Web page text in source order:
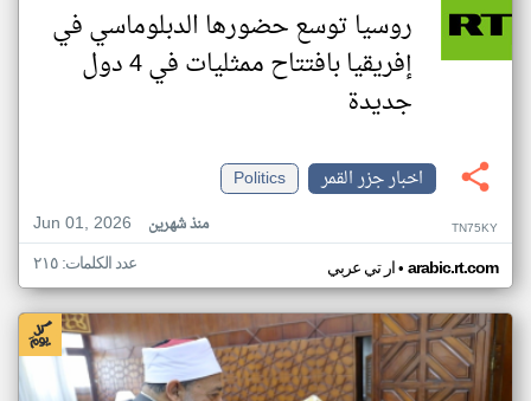
روسيا توسع حضورها الدبلوماسي في
إفريقيا بافتتاح ممثليات في 4 دول
جديدة
اخبار جزر القمر
Politics
Jun 01, 2026
منذ شهرين TN75KY
ار تي عربي• arabic.rt.com عدد الكلمات: ٢١٥